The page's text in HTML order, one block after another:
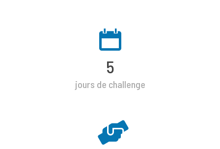
5
jours de challenge